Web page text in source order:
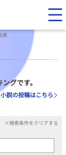
果
グです。
小説の投稿はこちら
×検索条件をクリアする